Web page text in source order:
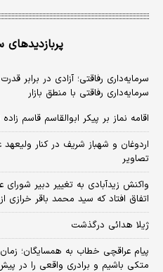
سرمایه‌داری رفاقتی؛ آزادی در برابر
سرمایه‌داری رفاقتی با منطق بازار
اقامه نماز بر پیکر ابوالقاسم قاسم
اردوغان و شهباز شریف در کنار
تصاویر
واکنش زیدآبادی به تغییر دبیر
اتفاق افتاد که سید محمد باقر خرازی
ژیلا هدائی درگذشت
پیام عراقچی خطاب به همسایگان؛
متکی باشیم و برادری واقعی را در